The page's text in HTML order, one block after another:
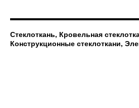
Стеклоткань, Кровельная
Конструкционные стеклоткани,